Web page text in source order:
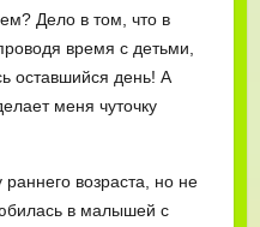
Дело в том, что в
время с детьми,
оставшийся день! А
меня чуточку
возраста, но не
в малышей с